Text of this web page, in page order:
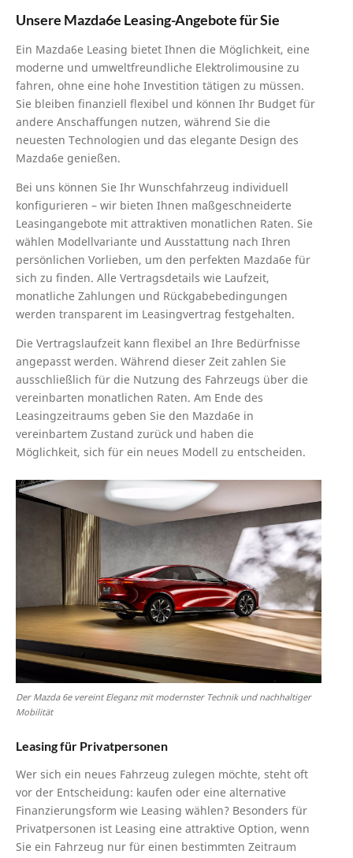
Unsere Mazda6e Leasing-Angebote für Sie
Ein Mazda6e Leasing bietet Ihnen die Möglichkeit, eine
moderne und umweltfreundliche Elektrolimousine zu
fahren, ohne eine hohe Investition tätigen zu müssen.
Sie bleiben finanziell flexibel und können Ihr Budget für
andere Anschaffungen nutzen, während Sie die
neuesten Technologien und das elegante Design des
Mazda6e genießen.
Bei uns können Sie Ihr Wunschfahrzeug individuell
konfigurieren – wir bieten Ihnen maßgeschneiderte
Leasingangebote mit attraktiven monatlichen Raten. Sie
wählen Modellvariante und Ausstattung nach Ihren
persönlichen Vorlieben, um den perfekten Mazda6e für
sich zu finden. Alle Vertragsdetails wie Laufzeit,
monatliche Zahlungen und Rückgabebedingungen
werden transparent im Leasingvertrag festgehalten.
Die Vertragslaufzeit kann flexibel an Ihre Bedürfnisse
angepasst werden. Während dieser Zeit zahlen Sie
ausschließlich für die Nutzung des Fahrzeugs über die
vereinbarten monatlichen Raten. Am Ende des
Leasingzeitraums geben Sie den Mazda6e in
vereinbartem Zustand zurück und haben die
Möglichkeit, sich für ein neues Modell zu entscheiden.
Der Mazda 6e vereint Eleganz mit modernster Technik und nachhaltiger
Mobilität
Leasing für Privatpersonen
Wer sich ein neues Fahrzeug zulegen möchte, steht oft
vor der Entscheidung: kaufen oder eine alternative
Finanzierungsform wie Leasing wählen? Besonders für
Privatpersonen ist Leasing eine attraktive Option, wenn
Sie ein Fahrzeug nur für einen bestimmten Zeitraum